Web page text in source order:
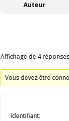
Auteur
Affichage de 4
Vous devez être
Identifiant: